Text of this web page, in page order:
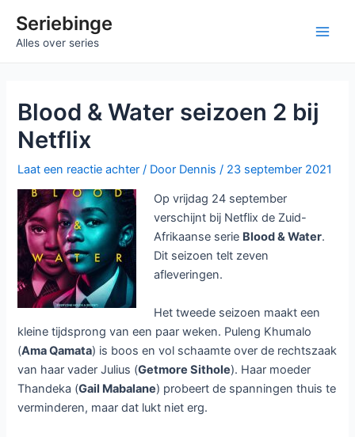
naarSeriebinge
Alles over series
Blood & Water seizoen 2 bij
Netflix
Laat een reactie achter / Door Dennis/ 23 september 2021
Op vrijdag 24 september
verschijnt bij Netflix de Zuid-
Afrikaanse serie Blood & Water.
Dit seizoen telt zeven
afleveringen.
Het tweede seizoen maakt een
kleine tijdsprong van een paar weken. Puleng Khumalo
(Ama Qamata) is boos en vol schaamte over de rechtszaak
van haar vader Julius (Getmore Sithole). Haar moeder
Thandeka (Gail Mabalane) probeert de spanningen thuis te
verminderen, maar dat lukt niet erg.